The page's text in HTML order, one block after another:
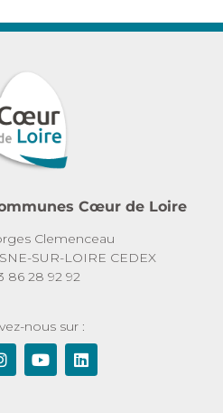
Cœur de Loire
Clemenceau
SUR-LOIRE CEDEX
86 28 92 92
nous sur :